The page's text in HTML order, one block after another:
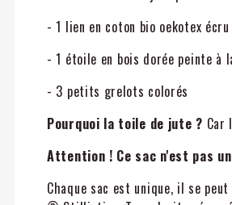
- 1 lien en coton bio oekotex
- 1 étoile en bois dorée peinte à
- 3 petits grelots colorés
Pourquoi la toile de jute ? Car
Attention ! Ce sac n'est pas
Chaque sac est unique, il se